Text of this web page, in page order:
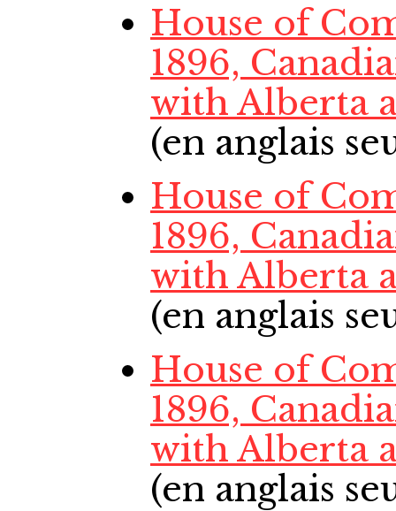
House of
1896,
with Alberta
(en anglais
House of
1896,
with Alberta
(en anglais
House of
1896,
with Alberta
(en anglais